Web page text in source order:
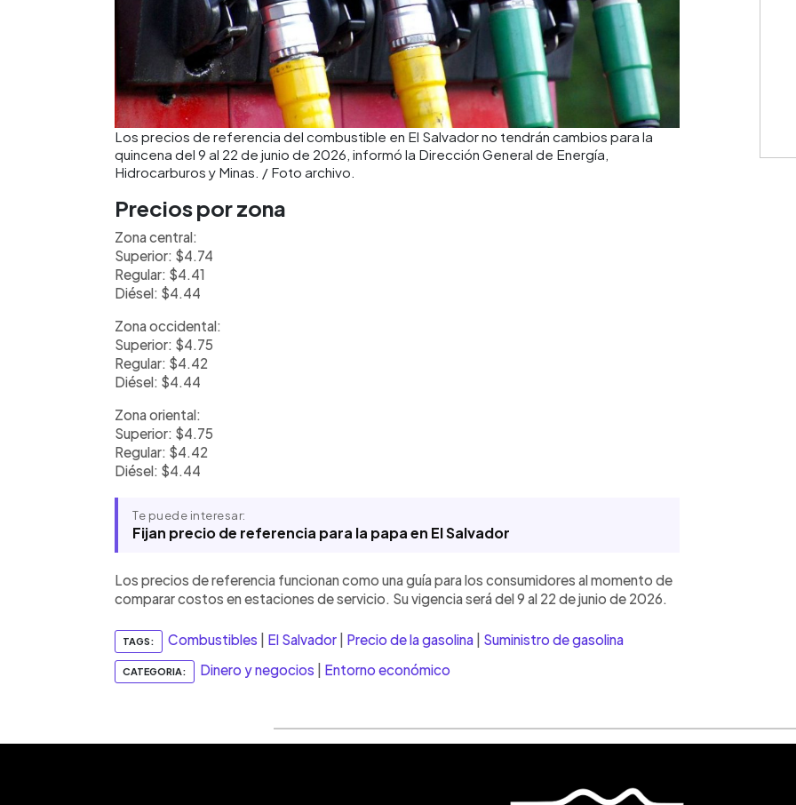
Los precios de referencia del combustible en El Salvador no tendrán cambios para la
quincena del 9 al 22 de junio de 2026, informó la Dirección General de Energía,
Hidrocarburos y Minas. / Foto archivo.
Precios por zona
Zona central:
Superior: $4.74
Regular: $4.41
Diésel: $4.44
Zona occidental:
Superior: $4.75
Regular: $4.42
Diésel: $4.44
Zona oriental:
Superior: $4.75
Regular: $4.42
Diésel: $4.44
Te puede interesar:
Fijan precio de referencia para la papa en El Salvador
Los precios de referencia funcionan como una guía para los consumidores al momento de
comparar costos en estaciones de servicio. Su vigencia será del 9 al 22 de junio de 2026.
TAGS: Combustibles El Salvador Precio de la gasolina Suministro de gasolina
CATEGORIA: Dinero y negocios Entorno económico